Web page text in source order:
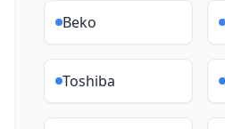
Beko
Toshiba